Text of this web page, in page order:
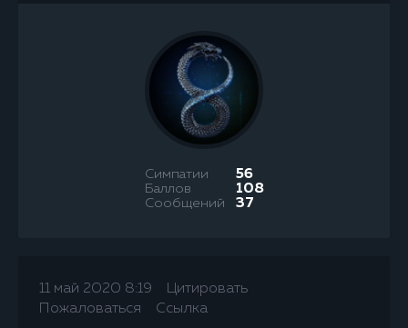
Симпатии 56
Баллов 108
Сообщений 37
11 май 2020 8:19
Цитировать
Пожаловаться
Ссылка